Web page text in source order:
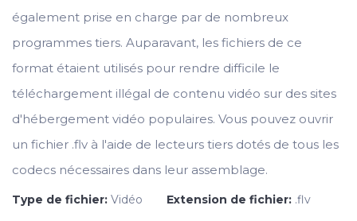
également prise en charge par de nombreux
programmes tiers. Auparavant, les fichiers de ce
format étaient utilisés pour rendre difficile le
téléchargement illégal de contenu vidéo sur des sites
d'hébergement vidéo populaires. Vous pouvez ouvrir
un fichier .flv à l'aide de lecteurs tiers dotés de tous les
codecs nécessaires dans leur assemblage.
Type de fichier: Vidéo Extension de fichier: .flv